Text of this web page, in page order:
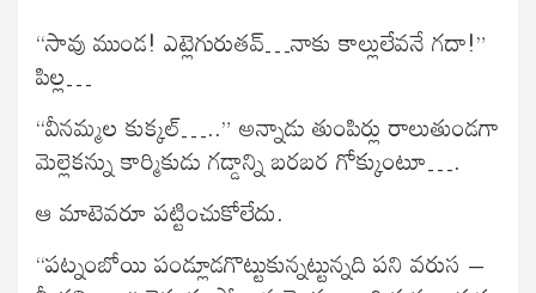
“సావు ముండ! ఎట్లెగురుతవ్…నాకు కాల్లులేవనే గదా!”
పిల్ల…
“వీనమ్మల కుక్కల్…..” అన్నాడు తుంపిర్లు రాలుతుండగా
మెల్లెకన్ను కార్మికుడు గడ్డాన్ని బరబర గోక్కుంటూ….
ఆ మాటెవరూ పట్టించుకోలేదు.
“పట్నంబోయి పండ్లూడగొట్టుకున్నట్టున్నది పని వరుస –